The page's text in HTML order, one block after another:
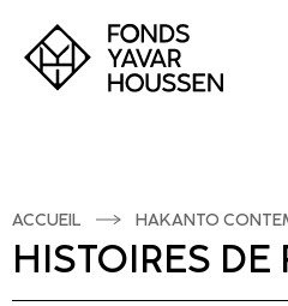
ACCUEIL HAKANTO
HISTOIRES DE